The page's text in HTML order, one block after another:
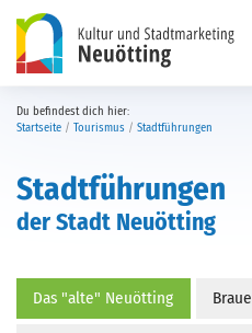
Direkt zur Hauptnavigation springen
Direkt zum Inhalt springen
Du befindest dich hier:
Startseite
Tourismus Stadtführungen
Stadtführungen
der Stadt Neuötting
Das "alte" Neuötting